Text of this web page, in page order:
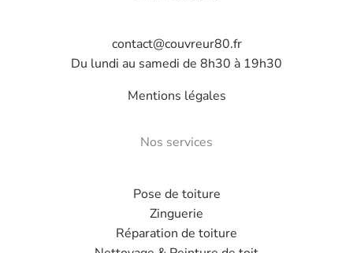
contact@couvreur80.fr
Du lundi au samedi de 8h30 à 19h30
Mentions légales
Nos services
Pose de toiture
Zinguerie
Réparation de toiture